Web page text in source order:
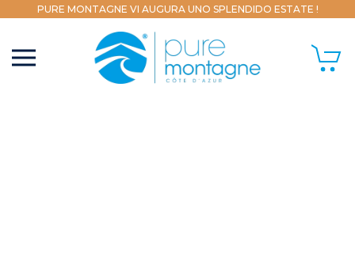
PURE MONTAGNE VI AUGURA UNO SPLENDIDO ESTATE !